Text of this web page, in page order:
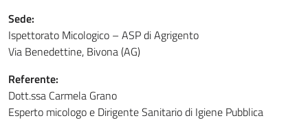
Sede:
Ispettorato Micologico – ASP di Agrigento
Via Benedettine, Bivona (AG)
Referente:
Dott.ssa Carmela Grano
Esperto micologo e Dirigente Sanitario di Igiene Pubblica